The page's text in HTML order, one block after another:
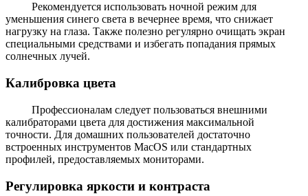
Рекомендуется использовать ночной режим для
уменьшения синего света в вечернее время, что снижает
нагрузку на глаза. Также полезно регулярно очищать экран
специальными средствами и избегать попадания прямых
солнечных лучей.
Калибровка цвета
Профессионалам следует пользоваться внешними
калибраторами цвета для достижения максимальной
точности. Для домашних пользователей достаточно
встроенных инструментов MacOS или стандартных
профилей, предоставляемых мониторами.
Регулировка яркости и контраста